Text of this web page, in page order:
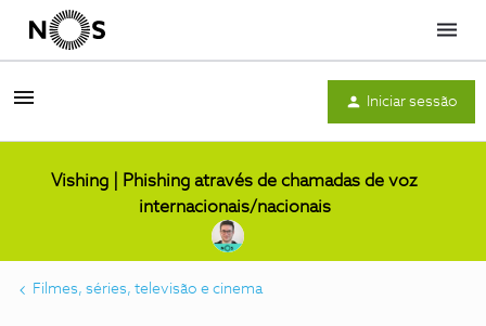
Menu
Iniciar sessão
Vishing | Phishing através de chamadas de voz
internacionais/nacionais
Filmes, séries, televisão e cinema